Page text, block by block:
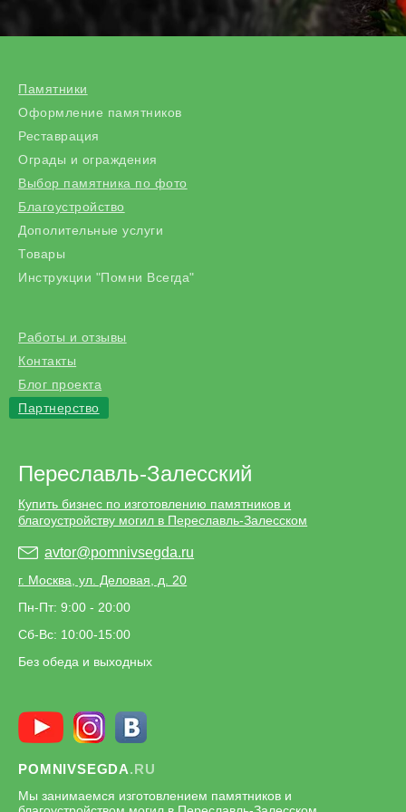
Памятники
Оформление памятников
Реставрация
Ограды и ограждения
Выбор памятника по фото
Благоустройство
Дополительные услуги
Товары
Инструкции "Помни Всегда"
Работы и отзывы
Контакты
Блог проекта
Партнерство
Переславль-Залесский
Купить бизнес по изготовлению памятников и
благоустройству могил в Переславль-Залесском
avtor@pomnivsegda.ru
г. Москва, ул. Деловая, д. 20
Пн-Пт: 9:00 - 20:00
Сб-Вс: 10:00-15:00
Без обеда и выходных
POMNIVSEGDA.RU
Мы занимаемся изготовлением памятников и